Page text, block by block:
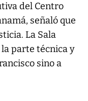
del Centro
señaló que
La Sala
parte técnica y
sino a